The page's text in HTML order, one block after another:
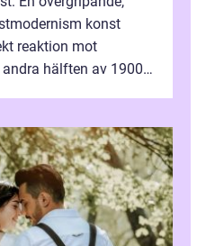
konst
reaktion mot
hälften av 1900-